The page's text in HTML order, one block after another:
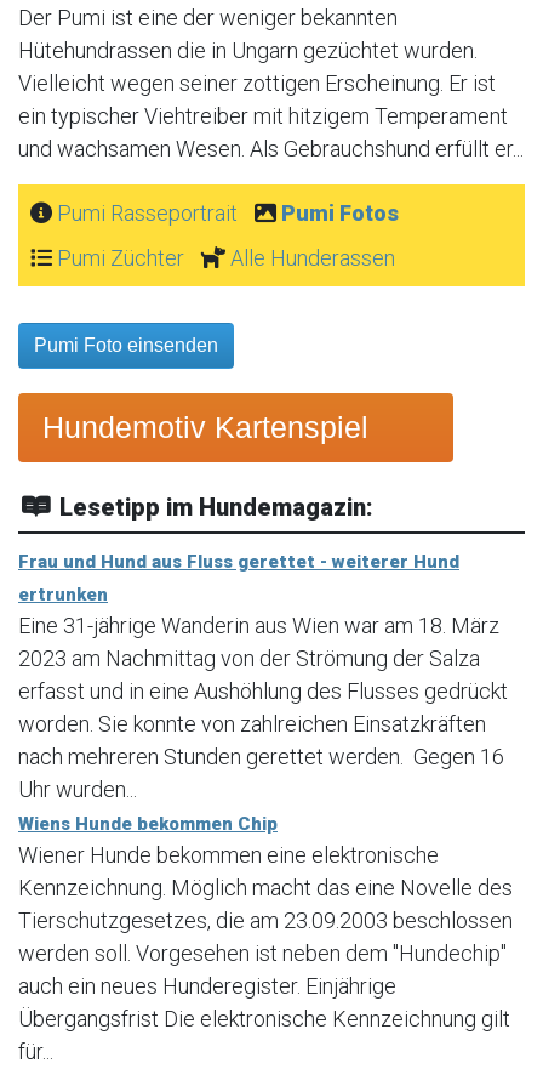
Der Pumi ist eine der weniger bekannten
Hütehundrassen die in Ungarn gezüchtet wurden.
Vielleicht wegen seiner zottigen Erscheinung. Er ist
ein typischer Viehtreiber mit hitzigem Temperament
und wachsamen Wesen. Als Gebrauchshund erfüllt er...
Pumi Rasseportrait
Pumi Fotos
Pumi Züchter
Alle Hunderassen
Pumi Foto einsenden
Hundemotiv Kartenspiel
Lesetipp im Hundemagazin:
Frau und Hund aus Fluss gerettet - weiterer Hund
ertrunken
Eine 31-jährige Wanderin aus Wien war am 18. März
2023 am Nachmittag von der Strömung der Salza
erfasst und in eine Aushöhlung des Flusses gedrückt
worden. Sie konnte von zahlreichen Einsatzkräften
nach mehreren Stunden gerettet werden. Gegen 16
Uhr wurden...
Wiens Hunde bekommen Chip
Wiener Hunde bekommen eine elektronische
Kennzeichnung. Möglich macht das eine Novelle des
Tierschutzgesetzes, die am 23.09.2003 beschlossen
werden soll. Vorgesehen ist neben dem "Hundechip"
auch ein neues Hunderegister. Einjährige
Übergangsfrist Die elektronische Kennzeichnung gilt
für...